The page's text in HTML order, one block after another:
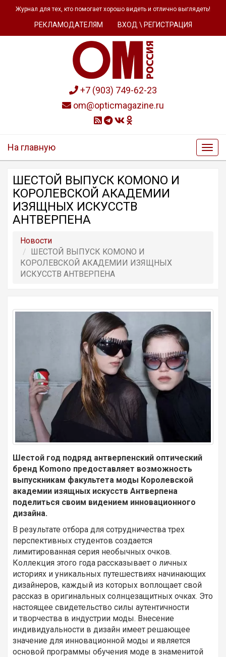
Журнал для тех, кто помогает хорошо видеть и отлично выглядеть!
РЕКЛАМОДАТЕЛЯМ ВХОД \ РЕГИСТРАЦИЯ
+7 (903) 749-62-23
om@opticmagazine.ru
На главную
ШЕСТОЙ ВЫПУСК KOMONO И
КОРОЛЕВСКОЙ АКАДЕМИИ
ИЗЯЩНЫХ ИСКУССТВ
АНТВЕРПЕНА
Новости
ШЕСТОЙ ВЫПУСК KOMONO И
КОРОЛЕВСКОЙ АКАДЕМИИ ИЗЯЩНЫХ
ИСКУССТВ АНТВЕРПЕНА
Шестой год подряд антверпенский оптический
бренд Komono предоставляет возможность
выпускникам факультета моды Королевской
академии изящных искусств Антверпена
поделиться своим видением инновационного
дизайна.
В результате отбора для сотрудничества трех
перспективных студентов создается
лимитированная серия необычных очков.
Коллекция этого года рассказывает о личных
историях и уникальных путешествиях начинающих
дизайнеров, каждый из которых воплощает свой
рассказ в оригинальных солнцезащитных очках. Это
настоящее свидетельство силы аутентичности
и творчества в индустрии моды. Внесение
индивидуальности в дизайн имеет решающее
значение для инновационной моды и является
основой программы обучения моде в знаменитой